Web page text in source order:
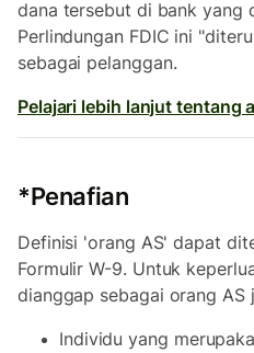
dana tersebut di bank yang
Perlindungan FDIC ini
sebagai pelanggan.
Pelajari lebih lanjut tentang
*Penafian
Definisi 'orang AS' dapat
Formulir W-9. Untuk
dianggap sebagai orang AS
Individu yang